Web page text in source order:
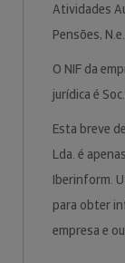
Atividades
Pensões,
O NIF da
jurídica é
Esta breve
Lda. é
Iberinform.
para obter
empresa e